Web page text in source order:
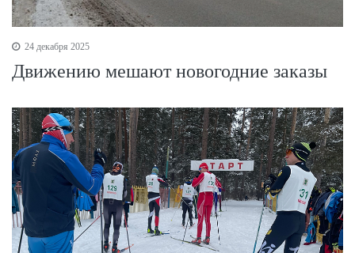
24 декабря 2025
Движению мешают новогодние заказы